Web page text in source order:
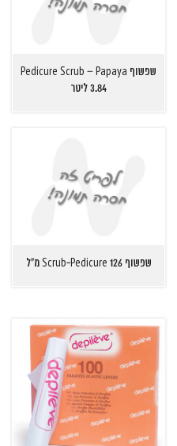
שפשוף Pedicure Scrub – Papaya
3.84 ליטר
שפשוף Scrub-Pedicure 126 מ"ל